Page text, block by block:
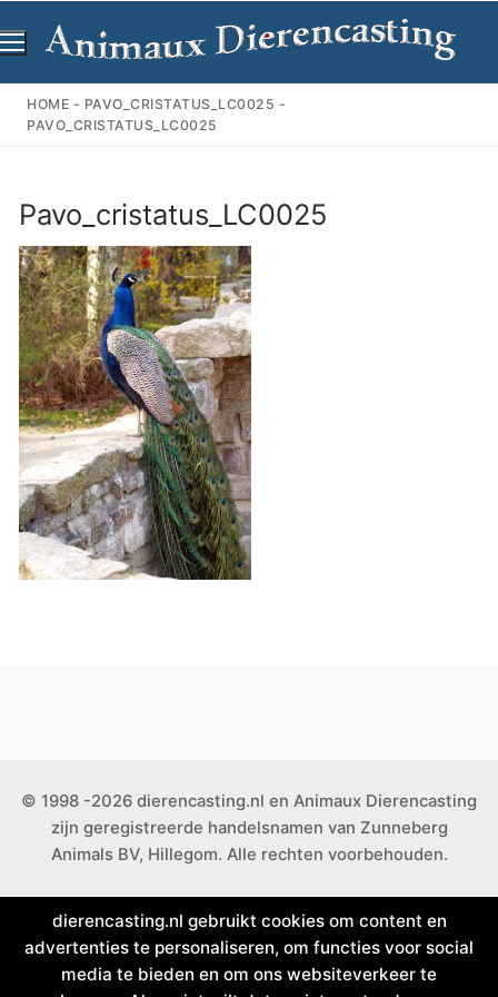
naar
inhoud
HOME - PAVO_CRISTATUS_LC0025 -
PAVO_CRISTATUS_LC0025
Pavo_cristatus_LC0025
© 1998 -2026 dierencasting.nl en Animaux Dierencasting
zijn geregistreerde handelsnamen van Zunneberg
Animals BV, Hillegom. Alle rechten voorbehouden.
dierencasting.nl gebruikt cookies om content en
advertenties te personaliseren, om functies voor social
media te bieden en om ons websiteverkeer te